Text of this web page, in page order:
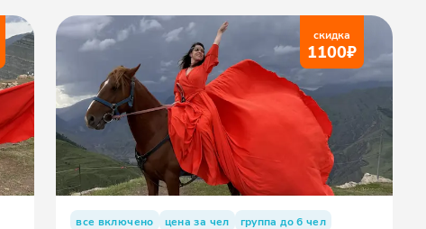
скидка
1100₽
все включено цена за чел
группа до 6 чел